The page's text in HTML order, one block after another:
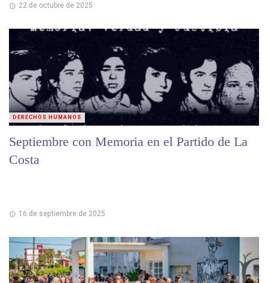
22 de octubre de 2025
Septiembre con Memoria en el Partido de La
Costa
16 de septiembre de 2025
DERECHOS HUMANOS